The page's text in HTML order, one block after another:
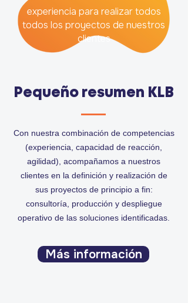
experiencia para realizar todos
todos los proyectos de nuestros
clientes
Pequeño resumen KLB
Con nuestra combinación de competencias
(experiencia, capacidad de reacción,
agilidad), acompañamos a nuestros
clientes en la definición y realización de
sus proyectos de principio a fin:
consultoría, producción y despliegue
operativo de las soluciones identificadas.
Más información